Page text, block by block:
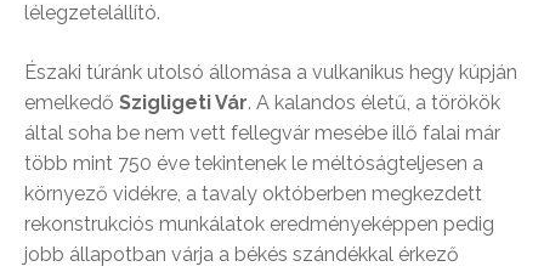
lélegzetelállító.
Északi túránk utolsó állomása a vulkanikus hegy kúpján
emelkedő Szigligeti Vár. A kalandos életű, a törökök
által soha be nem vett fellegvár mesébe illő falai már
több mint 750 éve tekintenek le méltóságteljesen a
környező vidékre, a tavaly októberben megkezdett
rekonstrukciós munkálatok eredményeképpen pedig
jobb állapotban várja a békés szándékkal érkező